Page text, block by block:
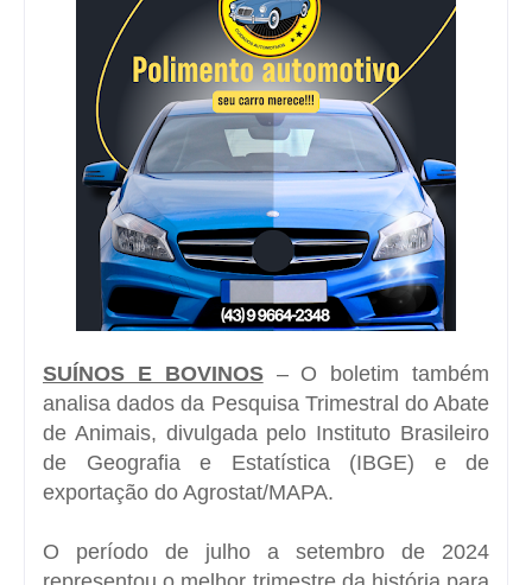
SUÍNOS E BOVINOS– O boletim também
analisa dados da Pesquisa Trimestral do Abate
de Animais, divulgada pelo Instituto Brasileiro
de Geografia e Estatística (IBGE) e de
exportação do Agrostat/MAPA.
O período de julho a setembro de 2024